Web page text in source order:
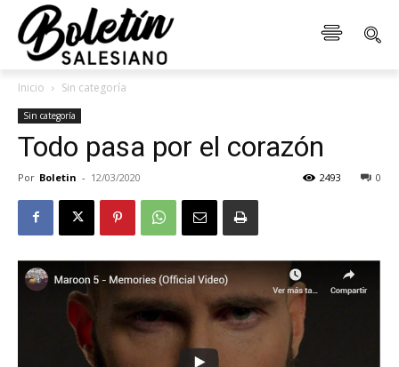
Inicio Sin categoría
Sin categoría
Todo pasa por el corazón
Por Boletin - 12/03/2020 0
2493